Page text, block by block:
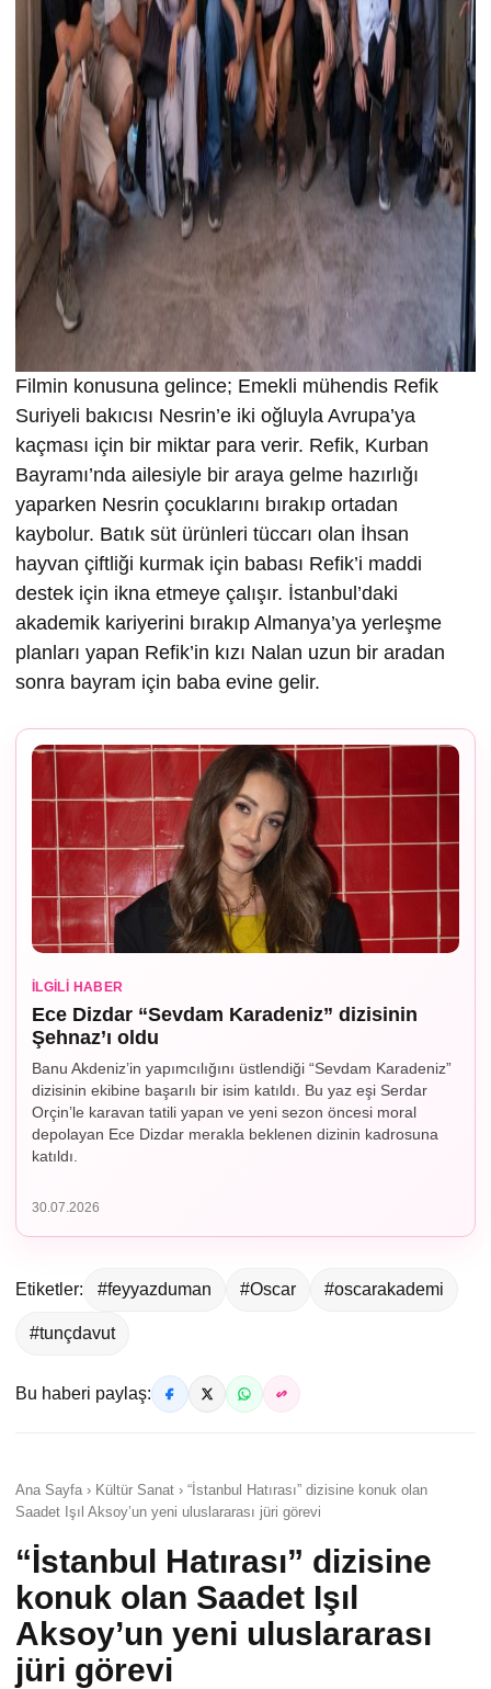
Filmin konusuna gelince; Emekli mühendis Refik
Suriyeli bakıcısı Nesrin’e iki oğluyla Avrupa’ya
kaçması için bir miktar para verir. Refik, Kurban
Bayramı’nda ailesiyle bir araya gelme hazırlığı
yaparken Nesrin çocuklarını bırakıp ortadan
kaybolur. Batık süt ürünleri tüccarı olan İhsan
hayvan çiftliği kurmak için babası Refik’i maddi
destek için ikna etmeye çalışır. İstanbul’daki
akademik kariyerini bırakıp Almanya’ya yerleşme
planları yapan Refik’in kızı Nalan uzun bir aradan
sonra bayram için baba evine gelir.
İLGILI HABER
Ece Dizdar “Sevdam Karadeniz” dizisinin
Şehnaz’ı oldu
Banu Akdeniz’in yapımcılığını üstlendiği “Sevdam Karadeniz”
dizisinin ekibine başarılı bir isim katıldı. Bu yaz eşi Serdar
Orçin’le karavan tatili yapan ve yeni sezon öncesi moral
depolayan Ece Dizdar merakla beklenen dizinin kadrosuna
katıldı.
30.07.2026
Etiketler: #feyyazduman #Oscar #oscarakademi
#tunçdavut
Bu haberi paylaş:
Ana Sayfa › Kültür Sanat › “İstanbul Hatırası” dizisine konuk olan
Saadet Işıl Aksoy’un yeni uluslararası jüri görevi
“İstanbul Hatırası” dizisine
konuk olan Saadet Işıl
Aksoy’un yeni uluslararası
jüri görevi